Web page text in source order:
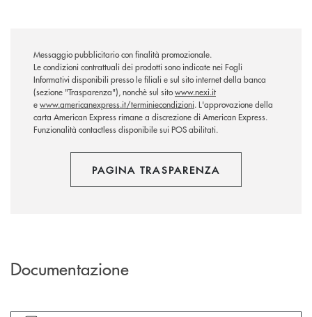
Messaggio pubblicitario con finalità promozionale.
Le condizioni contrattuali dei prodotti sono indicate nei Fogli
Informativi disponibili presso le filiali e sul sito internet della banca
(sezione "Trasparenza"), nonchè sul sitowww.nexi.it
ewww.americanexpress.it/terminiecondizioni. L'approvazione della
carta American Express rimane a discrezione di American Express.
Funzionalità contactless disponibile sui POS abilitati.
PAGINA TRASPARENZA
Documentazione